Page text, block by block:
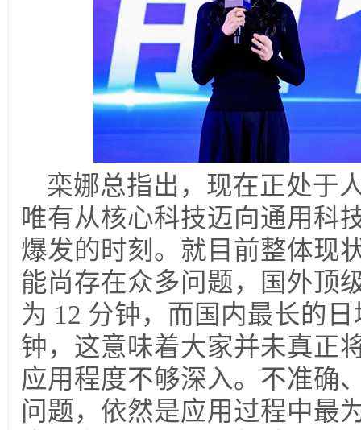
栾娜总指出，现在正处于
唯有从核心科技迈向通用科
爆发的时刻。就目前整体现
能尚存在众多问题，国外顶
为 12 分钟，而国内最长的
钟，这意味着大家并未真正
应用程度不够深入。不准确
问题，依然是应用过程中最